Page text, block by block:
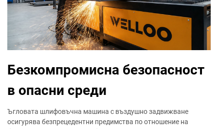
Безкомпромисна безопасност
в опасни среди
Ъгловата шлифовъчна машина с въздушно задвижване
осигурява безпрецедентни предимства по отношение на